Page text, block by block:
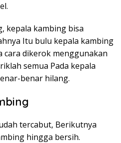
kepala kambing bisa
Itu bulu kepala kambing
cara dikerok menggunakan
semua Pada kepala
benar hilang.
tercabut, Berikutnya
hingga bersih.